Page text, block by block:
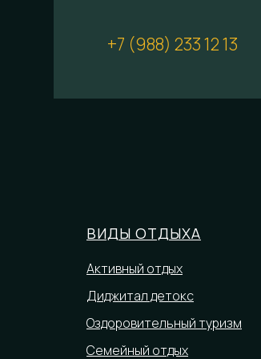
+7 (988) 233 12 13
ВИДЫ ОТДЫХА
Активный отдых
Диджитал детокс
Оздоровительный туризм
Семейный отдых